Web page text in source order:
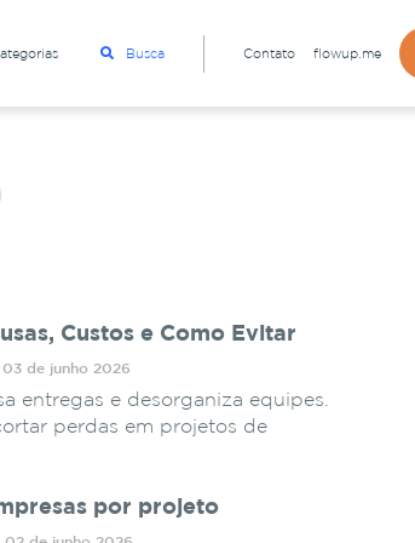
Busca Contato flowup.me
Custos e Como Evitar
de junho 2026
entregas e desorganiza equipes.
perdas em projetos de
por projeto